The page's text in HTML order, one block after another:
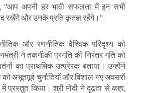
"आप अपनी हर भावी सफलता में इन सभी
रखेंगे और उनके प्रति कृतज्ञ रहेंगे।"
और रणनीतिक वैश्विक परिदृश्य को
ने तकनीकी प्रगति की निरंतर गति को
का प्राथमिक उत्प्रेरक बताया। उन्होंने
को अभूतपूर्व चुनौतियों और विशाल नए अवसरों
प्रस्तुत किया। श्री मोदी ने दृढ़ता से कहा